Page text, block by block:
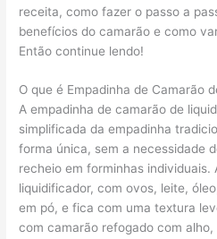
receita, como fazer o passo a
benefícios do camarão e como
Então continue lendo!
O que é Empadinha de Camarão
A empadinha de camarão de
simplificada da empadinha
forma única, sem a necessidade
recheio em forminhas individuais.
liquidificador, com ovos, leite,
em pó, e fica com uma textura
com camarão refogado com